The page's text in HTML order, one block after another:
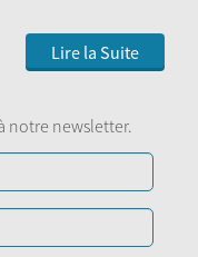
Lire la Suite
notre newsletter.